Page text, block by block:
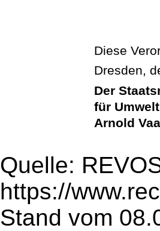
Diese
Dresden,
Der
für
Arnold
Quelle:
https://
Stand vom